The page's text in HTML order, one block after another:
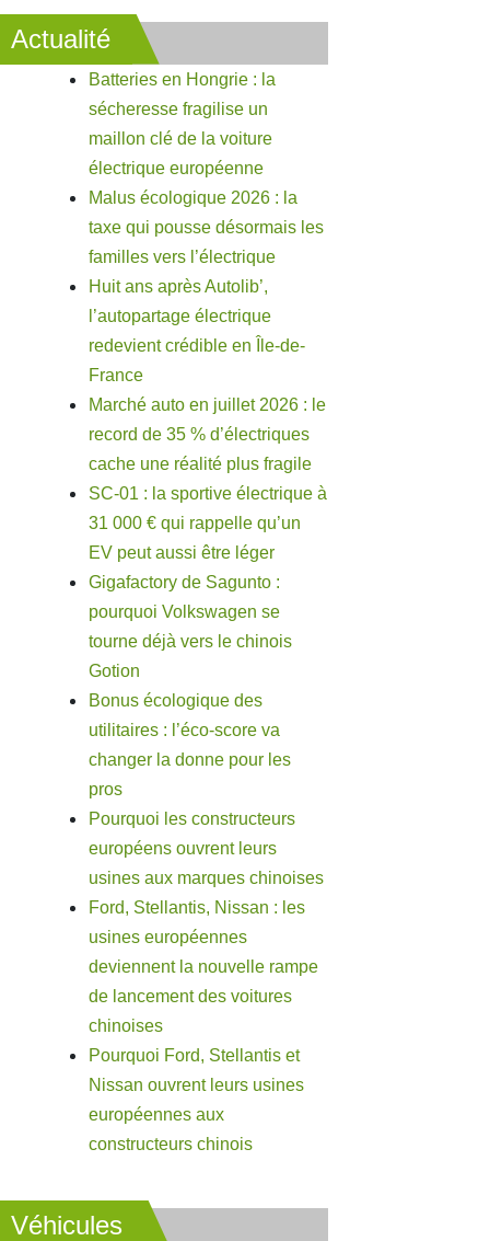
Actualité
Batteries en Hongrie : la
sécheresse fragilise un
maillon clé de la voiture
électrique européenne
Malus écologique 2026 : la
taxe qui pousse désormais les
familles vers l’électrique
Huit ans après Autolib’,
l’autopartage électrique
redevient crédible en Île-de-
France
Marché auto en juillet 2026 : le
record de 35 % d’électriques
cache une réalité plus fragile
SC-01 : la sportive électrique à
31 000 € qui rappelle qu’un
EV peut aussi être léger
Gigafactory de Sagunto :
pourquoi Volkswagen se
tourne déjà vers le chinois
Gotion
Bonus écologique des
utilitaires : l’éco-score va
changer la donne pour les
pros
Pourquoi les constructeurs
européens ouvrent leurs
usines aux marques chinoises
Ford, Stellantis, Nissan : les
usines européennes
deviennent la nouvelle rampe
de lancement des voitures
chinoises
Pourquoi Ford, Stellantis et
Nissan ouvrent leurs usines
européennes aux
constructeurs chinois
Véhicules